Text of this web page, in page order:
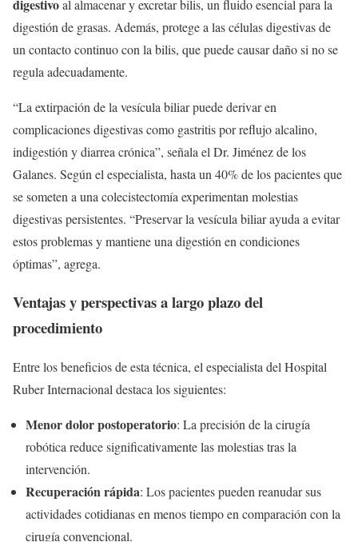
digestivoal almacenar y excretar bilis, un fluido esencial para la
digestión de grasas. Además, protege a las células digestivas de
un contacto continuo con la bilis, que puede causar daño si no se
regula adecuadamente.
“La extirpación de la vesícula biliar puede derivar en
complicaciones digestivas como gastritis por reflujo alcalino,
indigestión y diarrea crónica”, señala el Dr. Jiménez de los
Galanes. Según el especialista, hasta un 40% de los pacientes que
se someten a una colecistectomía experimentan molestias
digestivas persistentes. “Preservar la vesícula biliar ayuda a evitar
estos problemas y mantiene una digestión en condiciones
óptimas”, agrega.
Ventajas y perspectivas a largo plazo del
procedimiento
Entre los beneficios de esta técnica, el especialista del Hospital
Ruber Internacional destaca los siguientes:
Menor dolor postoperatorio: La precisión de la cirugía
robótica reduce significativamente las molestias tras la
intervención.
Recuperación rápida: Los pacientes pueden reanudar sus
actividades cotidianas en menos tiempo en comparación con la
cirugía convencional.